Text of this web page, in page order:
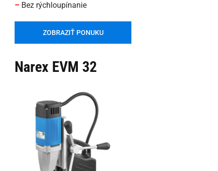
– Bez rýchloupínanie
ZOBRAZIŤ PONUKU
Narex EVM 32